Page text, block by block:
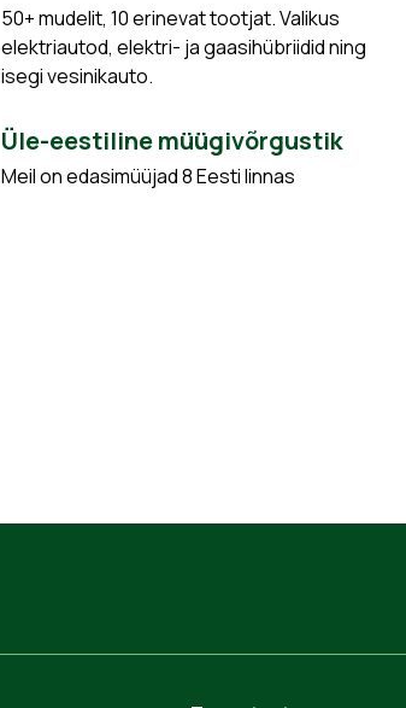
50+ mudelit, 10 erinevat tootjat. Valikus
elektriautod, elektri- ja gaasihübriidid ning
isegi vesinikauto.
Üle-eestiline müügivõrgustik
Meil on edasimüüjad 8 Eesti linnas